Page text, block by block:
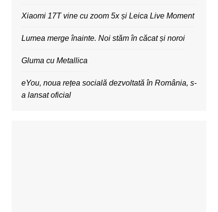
Xiaomi 17T vine cu zoom 5x și Leica Live Moment
Lumea merge înainte. Noi stăm în căcat și noroi
Gluma cu Metallica
eYou, noua rețea socială dezvoltată în România, s-
a lansat oficial